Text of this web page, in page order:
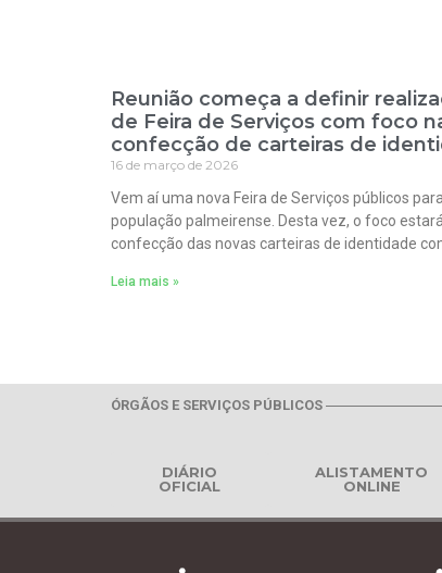
Reunião começa a definir
de Feira de Serviços com foco
confecção de carteiras de
16 de março de 2026
Vem aí uma nova Feira de Serviços públicos
população palmeirense. Desta vez, o foco
confecção das novas carteiras de identidade
Leia mais »
ÓRGÃOS E SERVIÇOS PÚBLICOS
DIÁRIO
OFICIAL
ALISTAMENTO
ONLINE